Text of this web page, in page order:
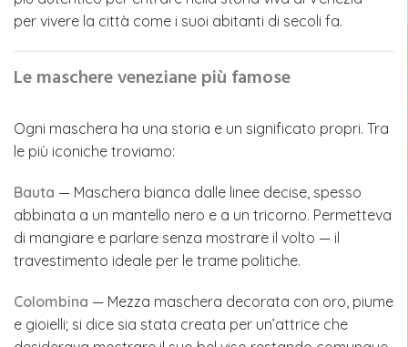
per vivere la città come i suoi abitanti di secoli fa.
Le maschere veneziane più famose
Ogni maschera ha una storia e un significato propri. Tra
le più iconiche troviamo:
Bauta — Maschera bianca dalle linee decise, spesso
abbinata a un mantello nero e a un tricorno. Permetteva
di mangiare e parlare senza mostrare il volto — il
travestimento ideale per le trame politiche.
Colombina — Mezza maschera decorata con oro, piume
e gioielli; si dice sia stata creata per un’attrice che